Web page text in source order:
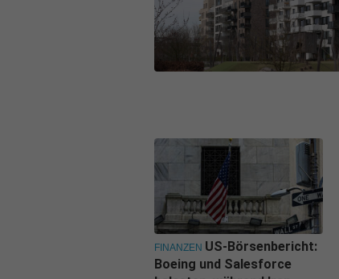
FINANZEN US-Börsenbericht:
Boeing und Salesforce